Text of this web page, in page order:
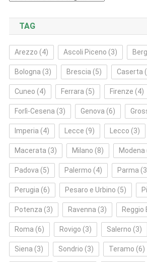
TAG
Arezzo (4) Ascoli Piceno (3)
Bologna (3) Brescia (5) Caserta
Cuneo (4) Ferrara (5) Firenze (4)
Forlì‑Cesena (3) Genova (6)
Imperia (4) Lecce (9) Lecco (3)
Macerata (3) Milano (8) Modena
Padova (5) Palermo (4) Parma
Perugia (6) Pesaro e Urbino (5)
Potenza (3) Ravenna (3) Reggio
Roma (6) Rovigo (3) Salerno (3)
Siena (3) Sondrio (3) Teramo (6)